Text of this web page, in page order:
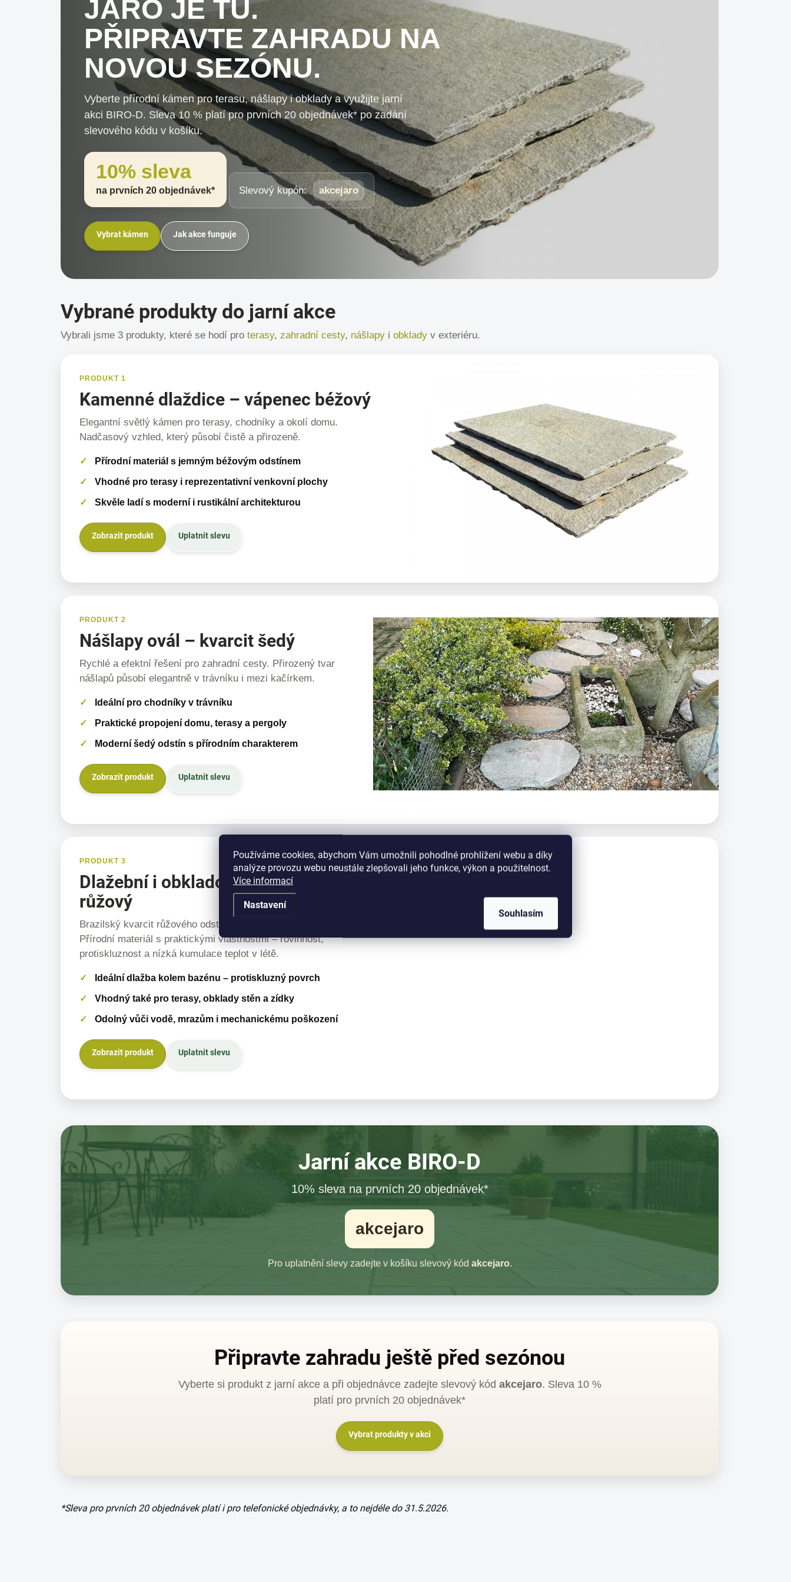
Používáme cookies, abychom Vám umožnili pohodlné prohlížení webu a díky
analýze provozu webu neustále zlepšovali jeho funkce, výkon a použitelnost.
Více informací
Nastavení
Souhlasím
JARO JE TU.
PŘIPRAVTE ZAHRADU NA
NOVOU SEZÓNU.
Vyberte přírodní kámen pro terasu, nášlapy i obklady a využijte jarní
akci BIRO-D. Sleva 10 % platí pro prvních 20 objednávek* po zadání
slevového kódu v košíku.
10% sleva
na prvních 20 objednávek* Slevový kupón: akcejaro
Vybrat kámen Jak akce funguje
Vybrané produkty do jarní akce
Vybrali jsme 3 produkty, které se hodí pro terasy, zahradní cesty, nášlapy i obklady v exteriéru.
PRODUKT 1
Kamenné dlaždice – vápenec béžový
Elegantní světlý kámen pro terasy, chodníky a okolí domu.
Nadčasový vzhled, který působí čistě a přirozeně.
Přírodní materiál s jemným béžovým odstínem
Vhodné pro terasy i reprezentativní venkovní plochy
Skvěle ladí s moderní i rustikální architekturou
Zobrazit produkt Uplatnit slevu
PRODUKT 2
Nášlapy ovál – kvarcit šedý
Rychlé a efektní řešení pro zahradní cesty. Přirozený tvar
nášlapů působí elegantně v trávníku i mezi kačírkem.
Ideální pro chodníky v trávníku
Praktické propojení domu, terasy a pergoly
Moderní šedý odstín s přírodním charakterem
Zobrazit produkt Uplatnit slevu
PRODUKT 3
Dlažební i obkladový kámen – kvarcit
růžový
Brazilský kvarcit růžového odstínu pro terasy, obklady i okolí bazénu.
Přírodní materiál s praktickými vlastnostmi – rovinnost,
protiskluznost a nízká kumulace teplot v létě.
Ideální dlažba kolem bazénu – protiskluzný povrch
Vhodný také pro terasy, obklady stěn a zídky
Odolný vůči vodě, mrazům i mechanickému poškození
Zobrazit produkt Uplatnit slevu
Jarní akce BIRO-D
10% sleva na prvních 20 objednávek*
akcejaro
Pro uplatnění slevy zadejte v košíku slevový kód akcejaro.
Připravte zahradu ještě před sezónou
Vyberte si produkt z jarní akce a při objednávce zadejte slevový kód akcejaro. Sleva 10 %
platí pro prvních 20 objednávek*
Vybrat produkty v akci
*Sleva pro prvních 20 objednávek platí i pro telefonické objednávky, a to nejdéle do 31.5.2026.